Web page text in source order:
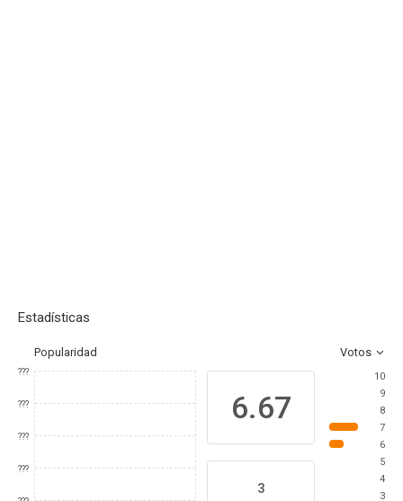
Estadísticas
Popularidad Votos
???
???
???
???
6.67
3
10
9
8
7
6
5
4
3